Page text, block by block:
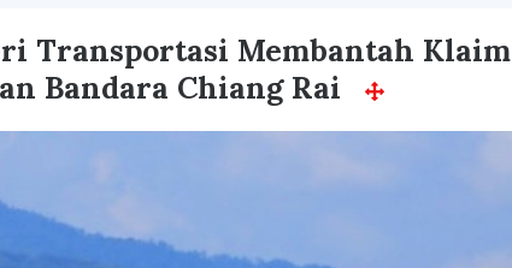
Transportasi Membantah Klaim
Bandara Chiang Rai